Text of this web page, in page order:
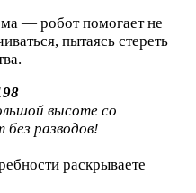
— робот помогает не
пытаясь стереть
высоте со
разводов!
раскрываете